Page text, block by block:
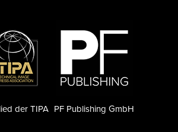
PF Publishing GmbH
der TIPA